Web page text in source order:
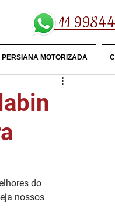
11
PERSIANA MOTORIZADA
do
nossos